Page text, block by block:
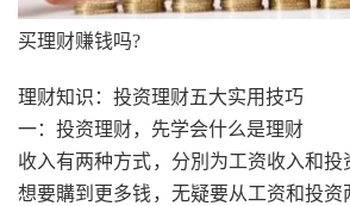
买理财赚钱吗?
理财知识：投资理财五大实用技巧
一：投资理财，先学会什么是理财
收入有两种方式，分別为工资收入和投
想要購到更多钱，无疑要从工资和投